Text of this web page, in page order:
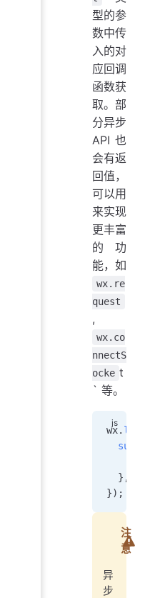
型的参
数中传
入的对
应回调
函数获
取。部
分异步
API 也
会有返
回值，
可以用
来实现
更丰富
的功
能，如
wx.re
quest
,
wx.co
nnectS
ocke t
` 等。
wx. login
  },
});
注
意
异
步